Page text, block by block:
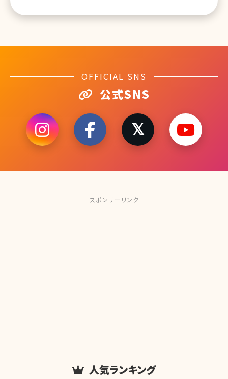
OFFICIAL SNS
公式SNS
スポンサーリンク
人気ランキング